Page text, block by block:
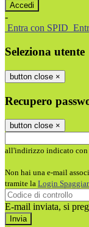
-
Entra con SPID
Seleziona utente
button close ×
Recupero
button close ×
all'indirizzo indicato con
Non hai una e-mail
tramite la Login
E-mail inviata, si